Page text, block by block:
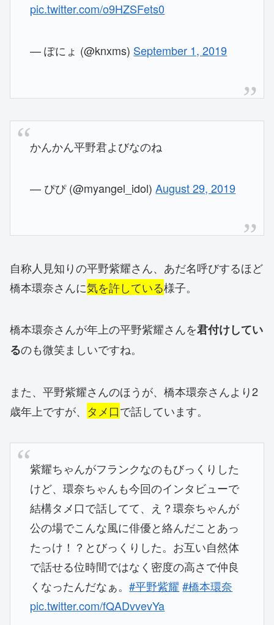
pic.twitter.com/o9HZSFets0
— ぽにょ (@knxms) September 1, 2019
かんかん平野君よびなのね
— ぴぴ (@myangel_idol)August 29, 2019
自称人見知りの平野紫耀さん、あだ名呼びするほど
橋本環奈さんに気を許している様子。
橋本環奈さんが年上の平野紫耀さんを君付けしてい
るのも微笑ましいですね。
また、平野紫耀さんのほうが、橋本環奈さんより2
歳年上ですが、 タメ口で話しています。
紫耀ちゃんがフランクなのもびっくりした
けど、環奈ちゃんも今回のインタビューで
結構タメ口で話してて、え？環奈ちゃんが
公の場でこんな風に俳優と絡んだことあっ
たっけ！？とびっくりした。お互い自然体
で話せる位時間ではなく密度の高さで仲良
くなったんだなぁ。#平野紫耀 #橋本環奈
pic.twitter.com/fQADvvevYa